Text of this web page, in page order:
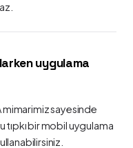
uygulama
mimarimiz sayesinde
tıpkı bir mobil uygulama